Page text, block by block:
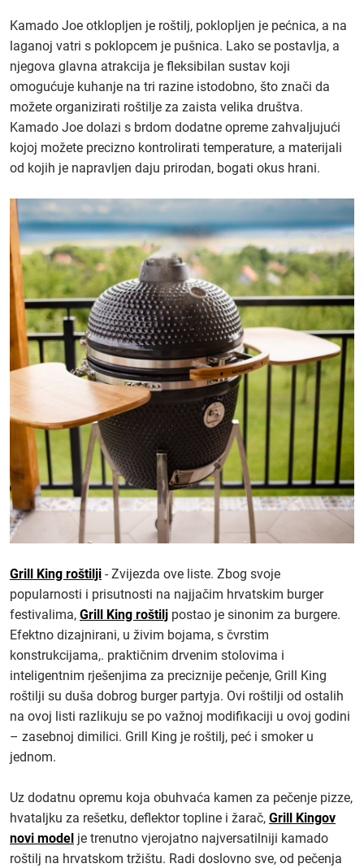
Kamado Joe otklopljen je roštilj, poklopljen je pećnica, a na
laganoj vatri s poklopcem je pušnica. Lako se postavlja, a
njegova glavna atrakcija je fleksibilan sustav koji
omogućuje kuhanje na tri razine istodobno, što znači da
možete organizirati roštilje za zaista velika društva.
Kamado Joe dolazi s brdom dodatne opreme zahvaljujući
kojoj možete precizno kontrolirati temperature, a materijali
od kojih je napravljen daju prirodan, bogati okus hrani.
Grill King roštilji - Zvijezda ove liste. Zbog svoje
popularnosti i prisutnosti na najjačim hrvatskim burger
festivalima, Grill King roštilj postao je sinonim za burgere.
Efektno dizajnirani, u živim bojama, s čvrstim
konstrukcijama,. praktičnim drvenim stolovima i
inteligentnim rješenjima za preciznije pečenje, Grill King
roštilji su duša dobrog burger partyja. Ovi roštilji od ostalih
na ovoj listi razlikuju se po važnoj modifikaciji u ovoj godini
– zasebnoj dimilici. Grill King je roštilj, peć i smoker u
jednom.
Uz dodatnu opremu koja obuhvaća kamen za pečenje pizze,
hvataljku za rešetku, deflektor topline i žarač, Grill Kingov
novi model je trenutno vjerojatno najversatilniji kamado
roštilj na hrvatskom tržištu. Radi doslovno sve, od pečenja